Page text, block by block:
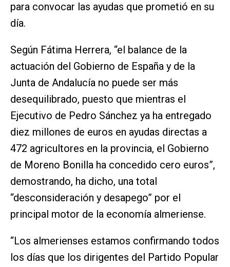
para convocar las ayudas que prometió en su
día.
Según Fátima Herrera, “el balance de la
actuación del Gobierno de España y de la
Junta de Andalucía no puede ser más
desequilibrado, puesto que mientras el
Ejecutivo de Pedro Sánchez ya ha entregado
diez millones de euros en ayudas directas a
472 agricultores en la provincia, el Gobierno
de Moreno Bonilla ha concedido cero euros”,
demostrando, ha dicho, una total
“desconsideración y desapego” por el
principal motor de la economía almeriense.
“Los almerienses estamos confirmando todos
los días que los dirigentes del Partido Popular